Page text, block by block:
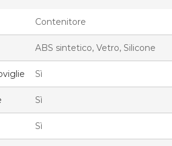
Contenitore
ABS sintetico, Vetro, Silicone
Sì
Sì
Sì